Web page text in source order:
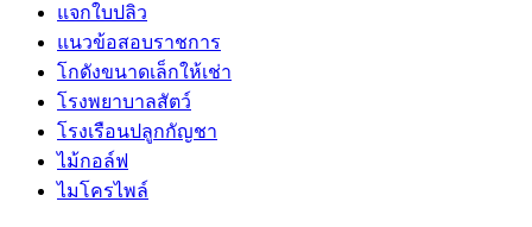
แจกใบปลิว
แนวข้อสอบราชการ
โกดังขนาดเล็กให้เช่า
โรงพยาบาลสัตว์
โรงเรือนปลูกกัญชา
ไม้กอล์ฟ
ไมโครไพล์